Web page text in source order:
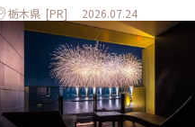
栃木県 [PR] 2026.07.24